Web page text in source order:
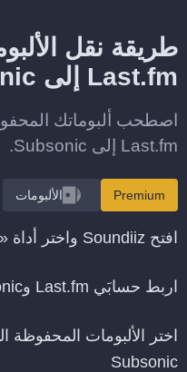
طريقة نقل
Last.fm إلى Subsonic
اصطحب ألبوماتك
Last.fm إلى Subsonic.
Premium الألبومات
افتح Soundiiz واختر أداة «نقل»
اربط حسابَي Last.fm وSubsonic لديك
اختر الألبومات المحفوظة
Subsonic